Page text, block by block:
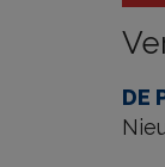
DE